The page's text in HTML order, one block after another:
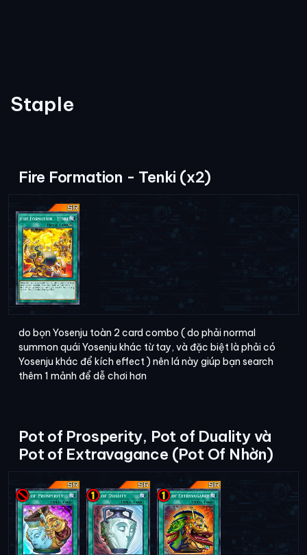
Staple
Fire Formation - Tenki (x2)
do bọn Yosenju toàn 2 card combo ( do phải normal
summon quái Yosenju khác từ tay, và đặc biệt là phải có
Yosenju khác để kích effect ) nên lá này giúp bạn search
thêm 1 mảnh để dễ chơi hơn
Pot of Prosperity, Pot of Duality và
Pot of Extravagance (Pot Of Nhờn)